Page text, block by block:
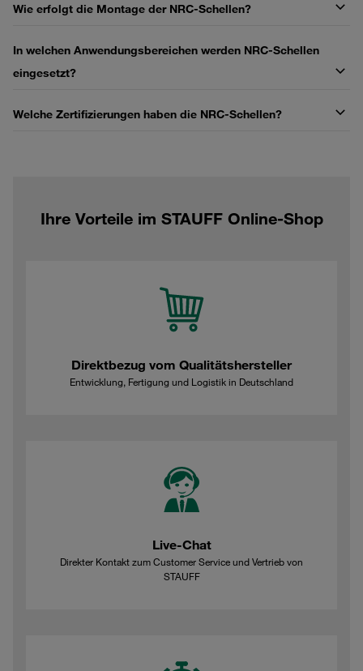
Wie erfolgt die Montage der NRC-Schellen?
In welchen Anwendungsbereichen werden NRC-Schellen
eingesetzt?
Welche Zertifizierungen haben die NRC-Schellen?
Ihre Vorteile im STAUFF Online-Shop
Direktbezug vom Qualitätshersteller
Entwicklung, Fertigung und Logistik in Deutschland
Live-Chat
Direkter Kontakt zum Customer Service und Vertrieb von
STAUFF